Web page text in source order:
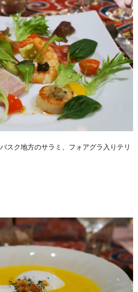
スク地方のサラミ、フォアグラ入りテリ